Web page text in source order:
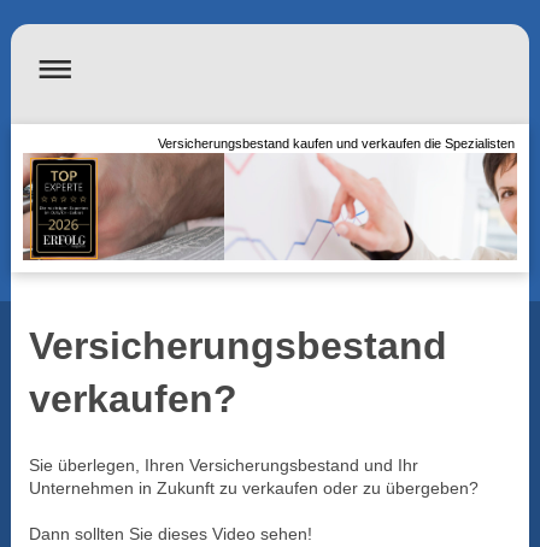
Versicherungsbestand kaufen und verkaufen die Spezialisten
Versicherungsbestand
verkaufen?
Sie überlegen, Ihren Versicherungsbestand und Ihr
Unternehmen in Zukunft zu verkaufen oder zu übergeben?
Dann sollten Sie dieses Video sehen!